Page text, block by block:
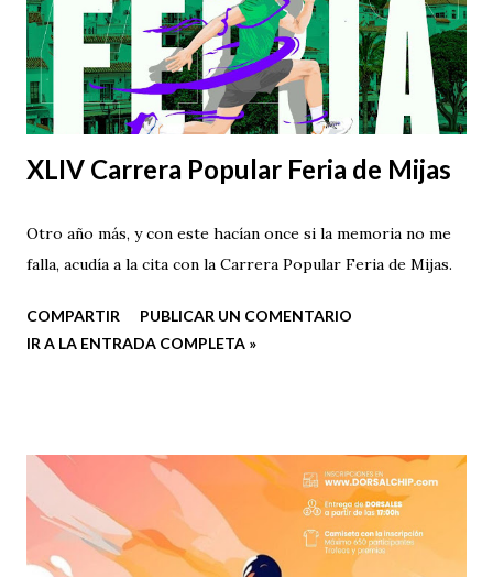
XLIV Carrera Popular Feria de Mijas
Otro año más, y con este hacían once si la memoria no me
falla, acudía a la cita con la Carrera Popular Feria de Mijas.
COMPARTIR
PUBLICAR UN COMENTARIO
IR A LA ENTRADA COMPLETA »